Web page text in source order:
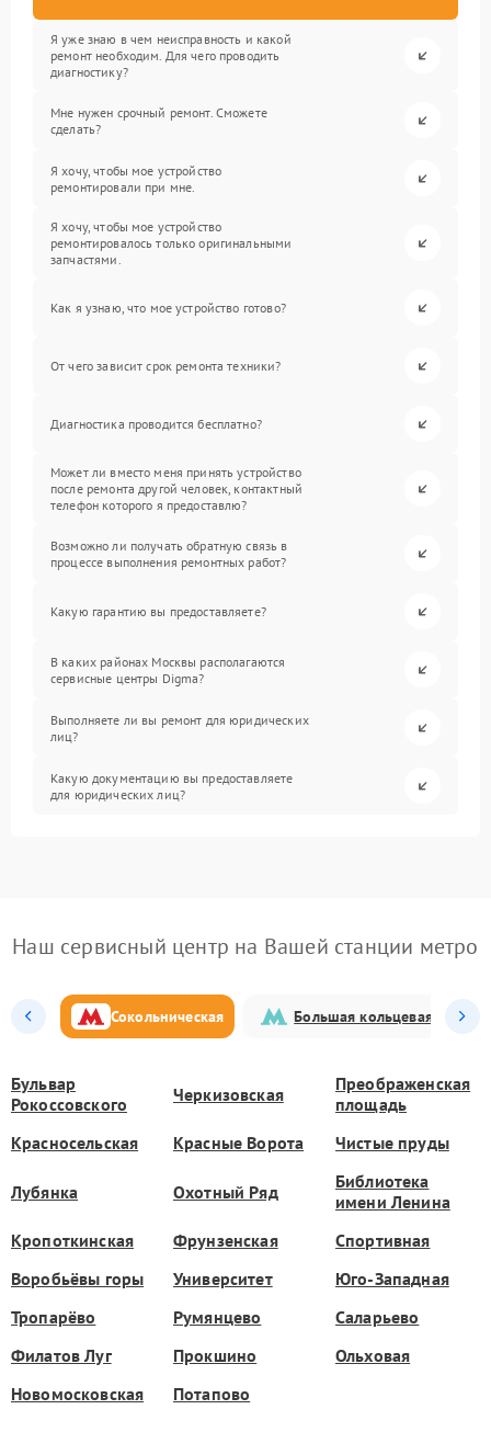
Я уже знаю в чем неисправность и какой
ремонт необходим. Для чего проводить
диагностику?
Мне нужен срочный ремонт. Сможете
сделать?
Я хочу, чтобы мое устройство
ремонтировали при мне.
Я хочу, чтобы мое устройство
ремонтировалось только оригинальными
запчастями.
Как я узнаю, что мое устройство готово?
От чего зависит срок ремонта техники?
Диагностика проводится бесплатно?
Может ли вместо меня принять устройство
после ремонта другой человек, контактный
телефон которого я предоставлю?
Возможно ли получать обратную связь в
процессе выполнения ремонтных работ?
Какую гарантию вы предоставляете?
В каких районах Москвы располагаются
сервисные центры Digma?
Выполняете ли вы ремонт для юридических
лиц?
Какую документацию вы предоставляете
для юридических лиц?
Наш сервисный центр на Вашей станции метро
Сокольническая Большая кольцевая
Бульвар
Рокоссовского
Черкизовская
Преображенская
площадь
Красносельская
Красные Ворота Чистые пруды
Лубянка Охотный Ряд
Библиотека
имени Ленина
Кропоткинская
Фрунзенская
Спортивная
Воробьёвы горы
Университет
Юго-Западная
Тропарёво
Румянцево
Саларьево
Филатов Луг
Прокшино
Ольховая
Новомосковская
Потапово